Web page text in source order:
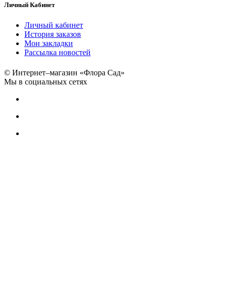
Личный Кабинет
Личный кабинет
История заказов
Мои закладки
Рассылка новостей
© Интернет–магазин «Флора Сад»
Мы в социальных сетях